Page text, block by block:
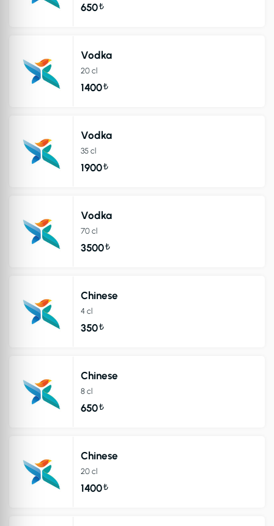
650₺
Vodka
20 cl
1400₺
Vodka
35 cl
1900₺
Vodka
70 cl
3500₺
Chinese
4 cl
350₺
Chinese
8 cl
650₺
Chinese
20 cl
1400₺